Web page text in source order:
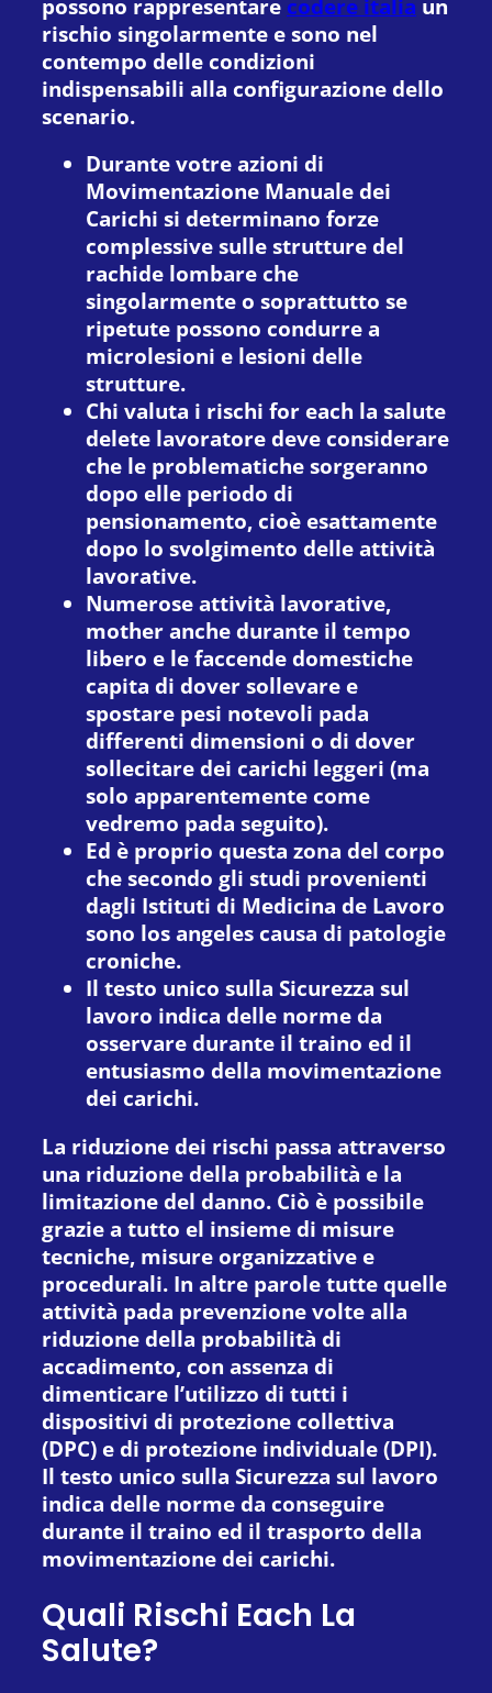
possono rappresentare codere italia un
rischio singolarmente e sono nel
contempo delle condizioni
indispensabili alla configurazione dello
scenario.
Durante votre azioni di
Movimentazione Manuale dei
Carichi si determinano forze
complessive sulle strutture del
rachide lombare che
singolarmente o soprattutto se
ripetute possono condurre a
microlesioni e lesioni delle
strutture.
Chi valuta i rischi for each la salute
delete lavoratore deve considerare
che le problematiche sorgeranno
dopo elle periodo di
pensionamento, cioè esattamente
dopo lo svolgimento delle attività
lavorative.
Numerose attività lavorative,
mother anche durante il tempo
libero e le faccende domestiche
capita di dover sollevare e
spostare pesi notevoli pada
differenti dimensioni o di dover
sollecitare dei carichi leggeri (ma
solo apparentemente come
vedremo pada seguito).
Ed è proprio questa zona del corpo
che secondo gli studi provenienti
dagli Istituti di Medicina de Lavoro
sono los angeles causa di patologie
croniche.
Il testo unico sulla Sicurezza sul
lavoro indica delle norme da
osservare durante il traino ed il
entusiasmo della movimentazione
dei carichi.
La riduzione dei rischi passa attraverso
una riduzione della probabilità e la
limitazione del danno. Ciò è possibile
grazie a tutto el insieme di misure
tecniche, misure organizzative e
procedurali. In altre parole tutte quelle
attività pada prevenzione volte alla
riduzione della probabilità di
accadimento, con assenza di
dimenticare l’utilizzo di tutti i
dispositivi di protezione collettiva
(DPC) e di protezione individuale (DPI).
Il testo unico sulla Sicurezza sul lavoro
indica delle norme da conseguire
durante il traino ed il trasporto della
movimentazione dei carichi.
Quali Rischi Each La
Salute?